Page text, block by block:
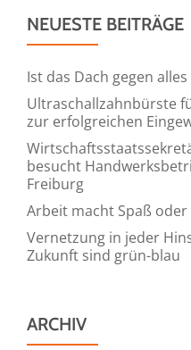
NEUESTE BEITRÄGE
Ist das Dach gegen
Ultraschallzahnbürste
zur erfolgreichen
besucht
Freiburg
Arbeit macht Spaß
Vernetzung in jeder
Zukunft sind grün-blau
ARCHIV